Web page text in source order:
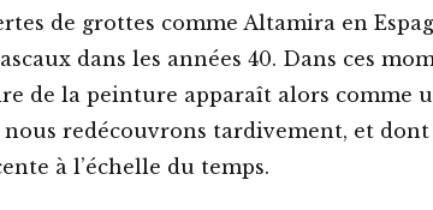
de grottes comme Altamira en
dans les années 40. Dans ces
de la peinture apparaît alors comme
redécouvrons tardivement, et dont
à l’échelle du temps.